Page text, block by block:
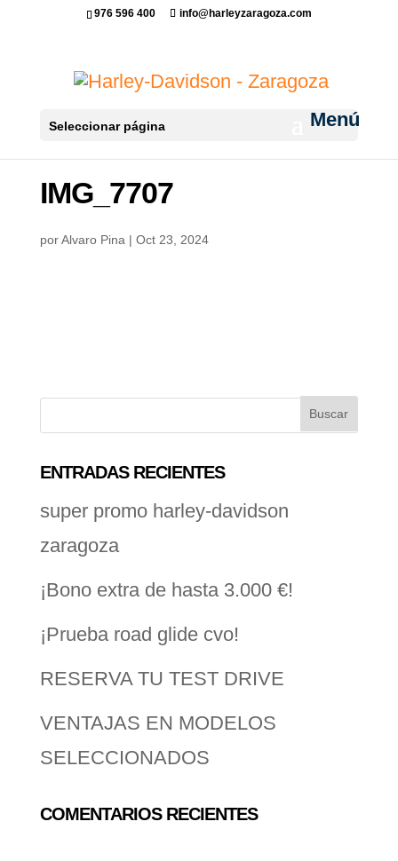
976 596 400 info@harleyzaragoza.com
Seleccionar página
IMG_7707
porAlvaro Pina | Oct 23, 2024
ENTRADAS RECIENTES
super promo harley-davidson
zaragoza
¡Bono extra de hasta 3.000 €!
¡Prueba road glide cvo!
RESERVA TU TEST DRIVE
VENTAJAS EN MODELOS
SELECCIONADOS
COMENTARIOS RECIENTES